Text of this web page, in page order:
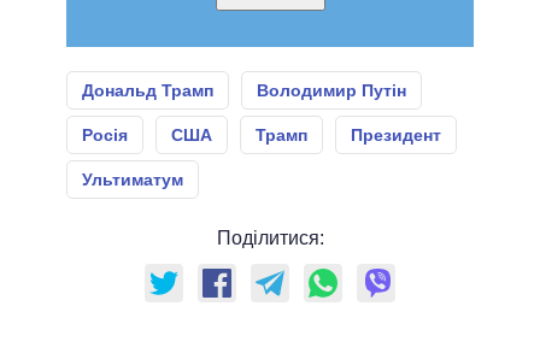
Дональд Трамп Володимир Путін
Росія США Трамп Президент
Ультиматум
Поділитися: